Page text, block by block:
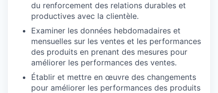
du renforcement des relations durables et
productives avec la clientèle.
Examiner les données hebdomadaires et
mensuelles sur les ventes et les performances
des produits en prenant des mesures pour
améliorer les performances des ventes.
Établir et mettre en œuvre des changements
pour améliorer les performances des produits